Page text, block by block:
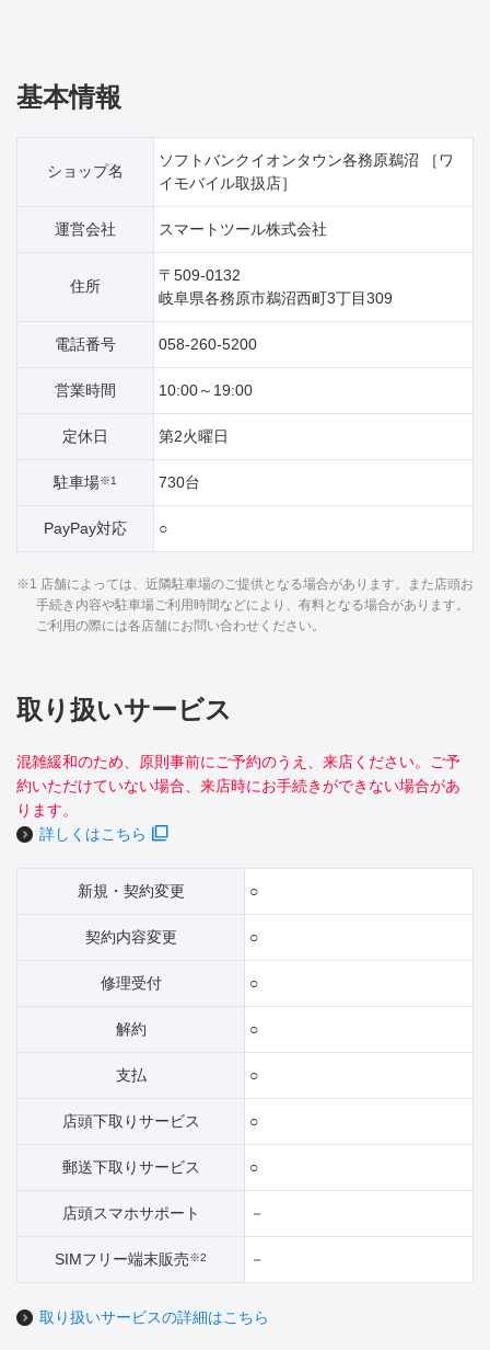
基本情報
ショップ名
ソフトバンクイオンタウン各務原鵜沼 ［ワ
イモバイル取扱店］
運営会社 スマートツール株式会社
住所
〒509-0132
岐阜県各務原市鵜沼西町3丁目309
電話番号 058-260-5200
営業時間 10:00～19:00
定休日 第2火曜日
駐車場※1 730台
PayPay対応 ○
※1 店舗によっては、近隣駐車場のご提供となる場合があります。また店頭お
手続き内容や駐車場ご利用時間などにより、有料となる場合があります。
ご利用の際には各店舗にお問い合わせください。
取り扱いサービス
混雑緩和のため、原則事前にご予約のうえ、来店ください。ご予
約いただけていない場合、来店時にお手続きができない場合があ
ります。
詳しくはこちら
新規・契約変更 ○
契約内容変更 ○
修理受付 ○
解約 ○
支払 ○
店頭下取りサービス ○
郵送下取りサービス ○
店頭スマホサポート －
SIMフリー端末販売※2 －
取り扱いサービスの詳細はこちら